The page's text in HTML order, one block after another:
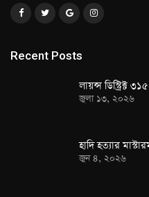
Recent Posts
লায়ন্স ডিস্ট্রিক্ট
জুলা ১৩, ২০২৬
হাদি হত্যার
জুন ৪, ২০২৬